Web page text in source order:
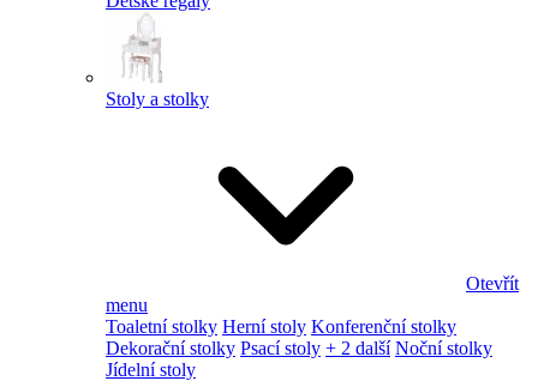
Stoly a stolky
Otevřít
menu
Toaletní stolky Herní stoly Konferenční stolky
Dekorační stolky Psací stoly + 2 další Noční stolky
Jídelní stoly